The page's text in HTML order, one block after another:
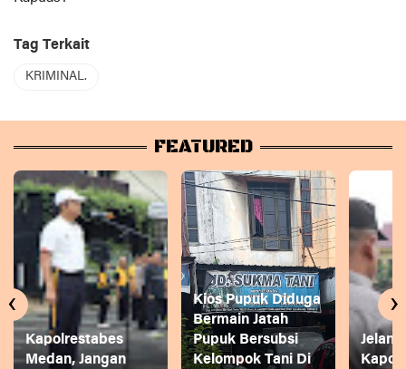
Tag Terkait
KRIMINAL.
FEATURED
Kapolrestabes
Medan, Jangan
Kios Pupuk Diduga
Bermain Jatah
Pupuk Bersubsi
Kelompok Tani Di
‹ ›